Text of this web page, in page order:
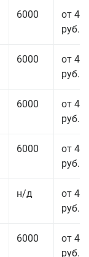
6000
от 44
руб.
6000
от 43
руб.
6000
от 46
руб.
6000
от 43
руб.
н/д
от 43
руб.
6000
от 44
руб.